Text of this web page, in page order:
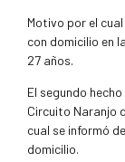
Motivo por el cual
con domicilio en
27 años.
El segundo
Circuito Naranjo
cual se informó
domicilio.